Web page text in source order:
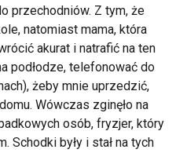
przechodniów. Z tym, że
natomiast mama, która
akurat i natrafić na ten
podłodze, telefonować do
żeby mnie uprzedzić,
Wówczas zginęło na
osób, fryzjer, który
Schodki były i stał na tych